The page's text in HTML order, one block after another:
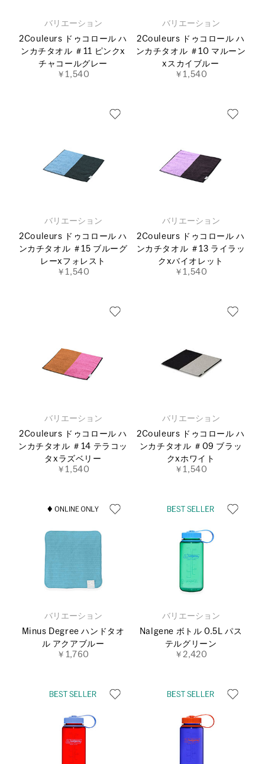
バリエーション
2Couleurs ドゥコロール ハ
ンカチタオル ＃11 ピンクx
チャコールグレー
￥1,540
バリエーション
2Couleurs ドゥコロール ハ
ンカチタオル ＃10 マルーン
xスカイブルー
￥1,540
バリエーション
2Couleurs ドゥコロール ハ
ンカチタオル ＃15 ブルーグ
レーxフォレスト
￥1,540
バリエーション
2Couleurs ドゥコロール ハ
ンカチタオル ＃13 ライラッ
クxバイオレット
￥1,540
バリエーション
2Couleurs ドゥコロール ハ
ンカチタオル ＃14 テラコッ
タxラズベリー
￥1,540
バリエーション
2Couleurs ドゥコロール ハ
ンカチタオル ＃09 ブラッ
クxホワイト
￥1,540
バリエーション
Minus Degree ハンドタオ
ル アクアブルー
￥1,760
バリエーション
Nalgene ボトル 0.5L パス
テルグリーン
￥2,420